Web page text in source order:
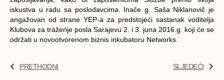
iskustva u radu sa poslodavcima. Inače g. Saša Niklanovič je
angažovan od strane YEP-a za predstojeći sastanak voditelja
Klubova za traženje posla Sarajevu 2. i 3. juna 2016.g. koji će se
održati u novootvorenom biznis inkubatoru Networks.
PRETHODNI SLJEDEĆI